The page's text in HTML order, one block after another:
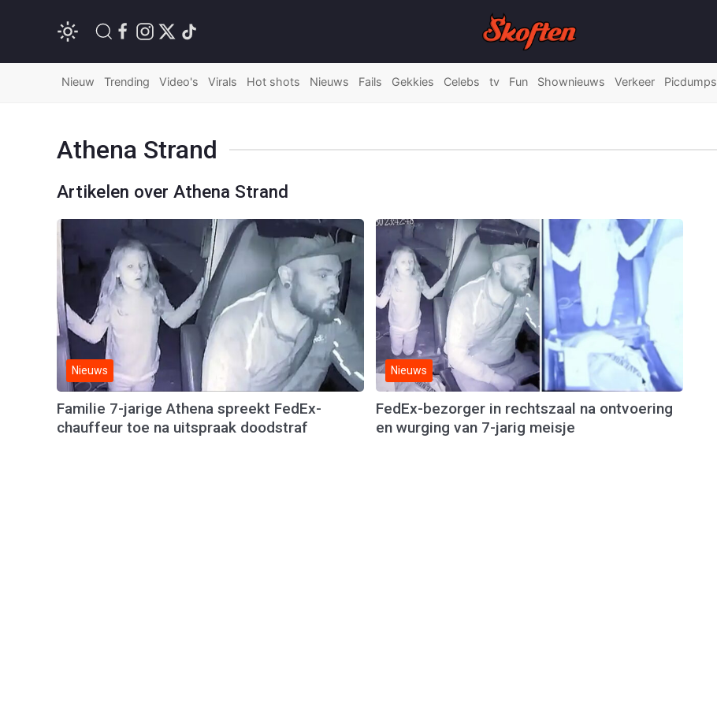
Nieuw Trending Video's Virals Hot shots Nieuws Fails Gekkies Celebs tv Fun Shownieuws Verkeer Picdumps
Athena Strand
Artikelen over Athena Strand
Nieuws
Familie 7-jarige Athena spreekt FedEx-
chauffeur toe na uitspraak doodstraf
Nieuws
FedEx-bezorger in rechtszaal na ontvoering
en wurging van 7-jarig meisje